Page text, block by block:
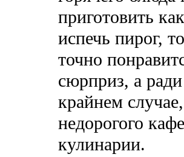
приготовить
испечь пирог,
точно
сюрприз, а
крайнем
недорогого
кулинарии.